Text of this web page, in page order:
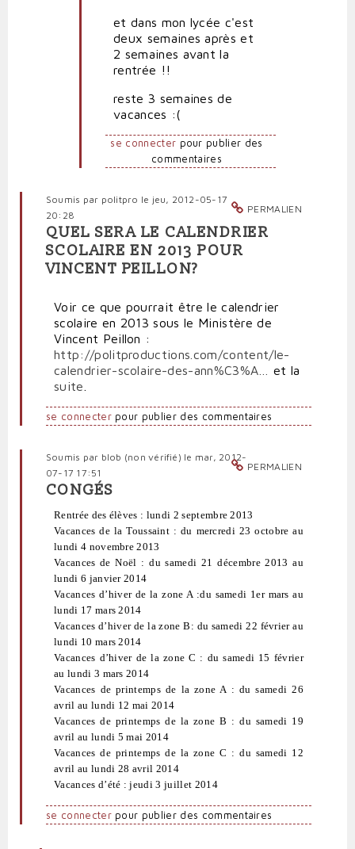
vérifié)Nous
c'est
pire
par
(non
vérifié)
et dans mon lycée c'est
deux semaines après et
2 semaines avant la
rentrée !!
reste 3 semaines de
vacances :(
se connecter pour publier des
commentaires
PERMALIEN
Soumis par politpro le jeu, 2012-05-17
20:28
QUEL SERA LE CALENDRIER
SCOLAIRE EN 2013 POUR
VINCENT PEILLON?
Voir ce que pourrait être le calendrier
scolaire en 2013 sous le Ministère de
Vincent Peillon :
http://politproductions.com/content/le-
calendrier-scolaire-des-ann%C3%A…
et la
suite
se connecterpour publier des commentaires
PERMALIEN
Soumis par blob (non vérifié) le mar, 2012-
07-17 17:51
CONGÉS
Rentrée des élèves : lundi 2 septembre 2013
Vacances de la Toussaint : du mercredi 23 octobre au
lundi 4 novembre 2013
Vacances de Noël : du samedi 21 décembre 2013 au
lundi 6 janvier 2014
Vacances d’hiver de la zone A :du samedi 1er mars au
lundi 17 mars 2014
Vacances d’hiver de la zone B: du samedi 22 février au
lundi 10 mars 2014
Vacances d’hiver de la zone C : du samedi 15 février
au lundi 3 mars 2014
Vacances de printemps de la zone A : du samedi 26
avril au lundi 12 mai 2014
Vacances de printemps de la zone B : du samedi 19
avril au lundi 5 mai 2014
Vacances de printemps de la zone C : du samedi 12
avril au lundi 28 avril 2014
Vacances d’été : jeudi 3 juillet 2014
se connecterpour publier des commentaires